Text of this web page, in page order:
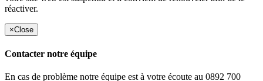
réactiver.
×Close
Contacter notre équipe
En cas de problème notre équipe est à votre écoute au 0892 700